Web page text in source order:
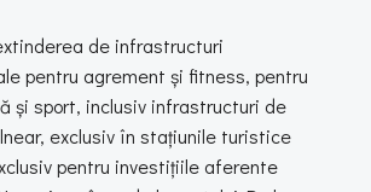
de infrastructuri
pentru agrement și fitness, pentru
și sport, inclusiv infrastructuri de
exclusiv în stațiunile turistice
pentru investițiile aferente